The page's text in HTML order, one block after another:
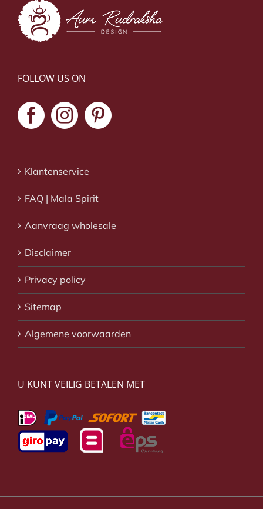
FOLLOW US ON
Klantenservice
FAQ | Mala Spirit
Aanvraag wholesale
Disclaimer
Privacy policy
Sitemap
Algemene voorwaarden
U KUNT VEILIG BETALEN MET